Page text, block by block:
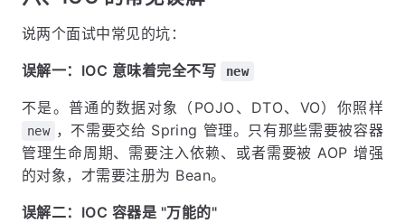
说两个面试中常见的坑：
误解一：IOC 意味着完全不写 new
不是。普通的数据对象（POJO、DTO、VO）你照样
new ，不需要交给 Spring 管理。只有那些需要被容器
管理生命周期、需要注入依赖、或者需要被 AOP 增强
的对象，才需要注册为 Bean。
误解二：IOC 容器是 "万能的"